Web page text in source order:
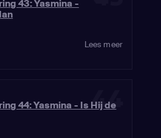
43: Yasmina -
Lees meer
44
44: Yasmina - Is Hij de